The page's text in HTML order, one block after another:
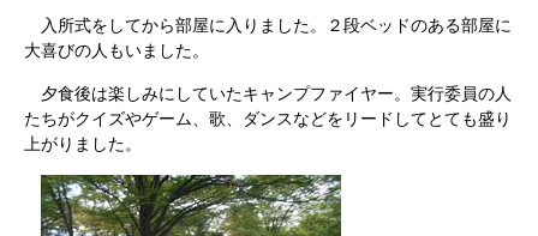
入所式をしてから部屋に入りました。２段ベッドのある部屋に
大喜びの人もいました。
夕食後は楽しみにしていたキャンプファイヤー。実行委員の人
たちがクイズやゲーム、歌、ダンスなどをリードしてとても盛り
上がりました。